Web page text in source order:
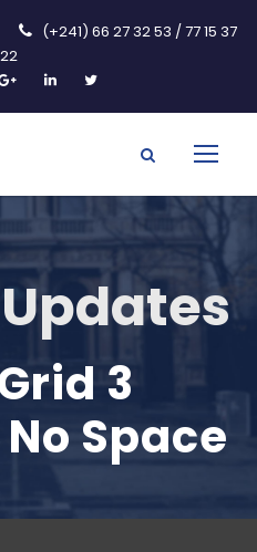
(+241) 66 27 32 53 / 77 15 37
22
3
Space